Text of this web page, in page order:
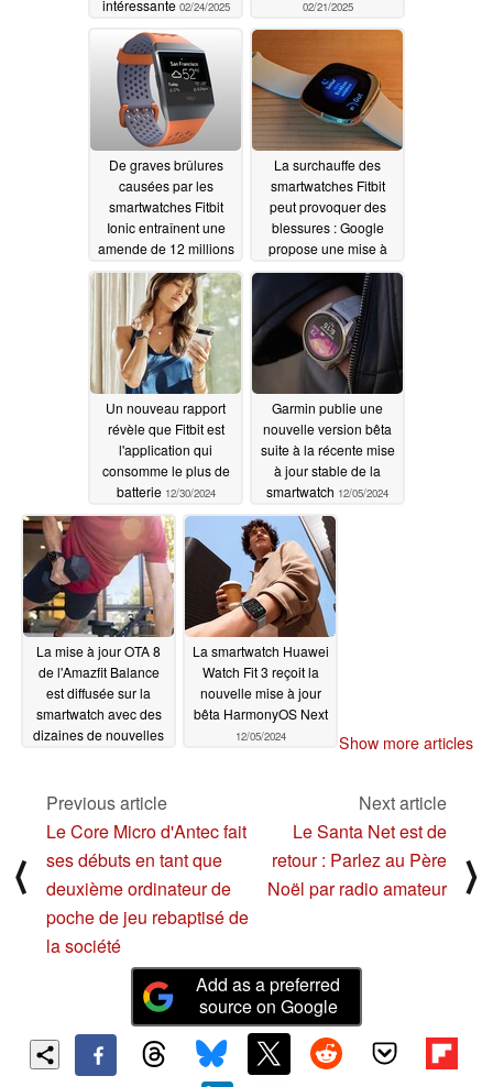
intéressante 02/24/2025 02/21/2025
De graves brûlures
causées par les
smartwatches Fitbit
Ionic entraînent une
amende de 12 millions
de dollars pour Google
01/25/2025
La surchauffe des
smartwatches Fitbit
peut provoquer des
blessures : Google
propose une mise à
jour et un
dédommagement de
50 dollars aux
utilisateurs concernés
01/22/2025
Un nouveau rapport
révèle que Fitbit est
l'application qui
consomme le plus de
batterie 12/30/2024
Garmin publie une
nouvelle version bêta
suite à la récente mise
à jour stable de la
smartwatch 12/05/2024
La mise à jour OTA 8
de l'Amazfit Balance
est diffusée sur la
smartwatch avec des
dizaines de nouvelles
12/05/2024
La smartwatch Huawei
Watch Fit 3 reçoit la
nouvelle mise à jour
bêta HarmonyOS Next
12/05/2024 Show more articles
⟨
Previous article
Le Core Micro d'Antec fait
ses débuts en tant que
deuxième ordinateur de
poche de jeu rebaptisé de
la société
Next article
Le Santa Net est de
retour : Parlez au Père
Noël par radio amateur
⟩
Add as a preferred
source on Google